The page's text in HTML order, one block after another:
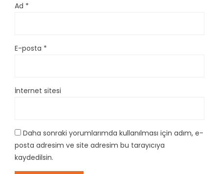
Ad *
E-posta *
İnternet sitesi
Daha sonraki yorumlarımda kullanılması için adım, e-
posta adresim ve site adresim bu tarayıcıya
kaydedilsin.